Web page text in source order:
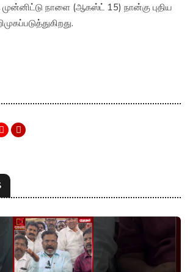
முன்னிட்டு நாளை (ஆகஸ்ட் 15) நான்கு புதிய